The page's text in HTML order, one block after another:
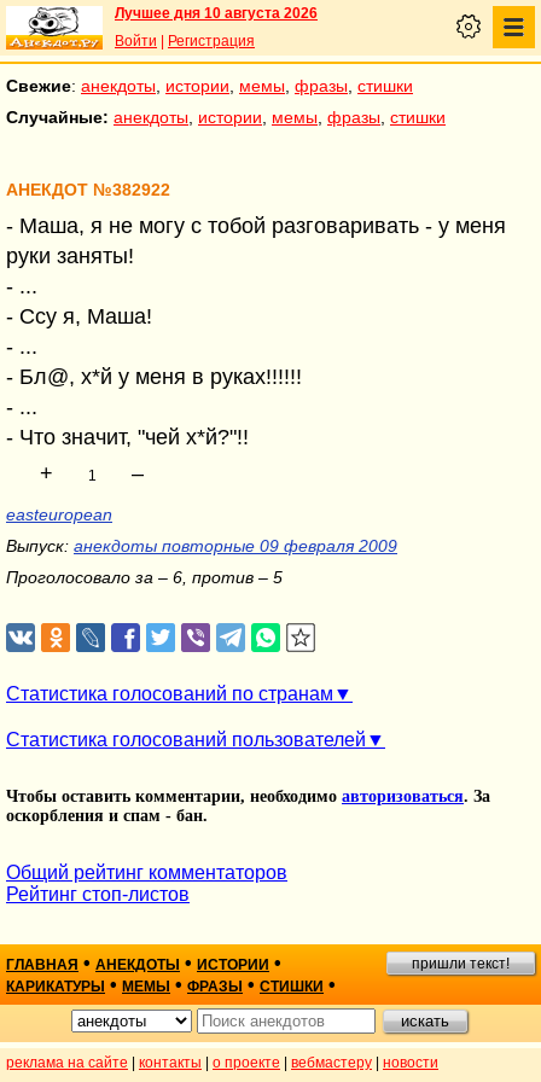
Лучшее дня 10 августа 2026
Войти
Регистрация
Свежие: анекдоты истории мемы фразы стишки
Случайные: анекдоты истории мемы фразы стишки
АНЕКДОТ №382922
- Маша, я не могу с тобой разговаривать - у меня
руки заняты!
- ...
- Ссу я, Маша!
- ...
- Бл@, х*й у меня в руках!!!!!!
- ...
- Что значит, "чей х*й?"!!
+
1 –
easteuropean
Выпуск: анекдоты повторные 09 февраля 2009
Проголосовало за – 6, против – 5
Статистика голосований по странам
Статистика голосований пользователей
Чтобы оставить комментарии, необходимо авторизоваться. За
оскорбления и спам - бан.
Общий рейтинг комментаторов
Рейтинг стоп-листов
ГЛАВНАЯ • АНЕКДОТЫ • ИСТОРИИ •
КАРИКАТУРЫ • МЕМЫ • ФРАЗЫ • СТИШКИ •
пришли текст!
реклама на сайте контакты о проекте вебмастеру новости